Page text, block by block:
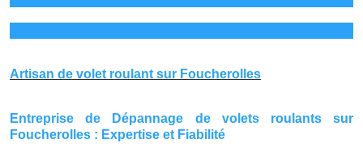
Artisan de volet roulant sur Foucherolles
Entreprise de Dépannage de volets roulants sur
Foucherolles : Expertise et Fiabilité